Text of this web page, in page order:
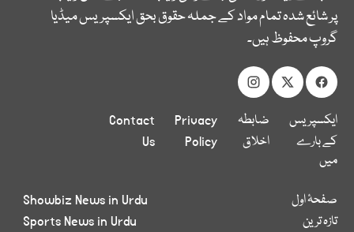
پر شائع شدہ تمام مواد کے جملہ حقوق بحق ایکسپریس میڈیا
گروپ محفوظ ہیں۔
ایکسپریس
کے بارے
میں
ضابطہ
اخلاق
Privacy
Policy
Contact
Us
صفحۂ اول
تازہ ترین
Showbiz News in Urdu
Sports News in Urdu